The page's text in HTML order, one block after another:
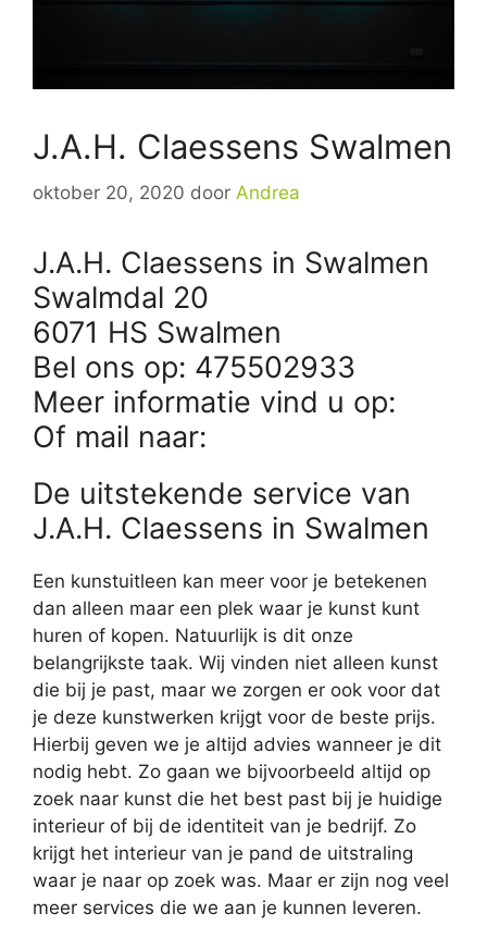
J.A.H. Claessens Swalmen
oktober 20, 2020 door Andrea
J.A.H. Claessens in Swalmen
Swalmdal 20
6071 HS Swalmen
Bel ons op: 475502933
Meer informatie vind u op:
Of mail naar:
De uitstekende service van
J.A.H. Claessens in Swalmen
Een kunstuitleen kan meer voor je betekenen
dan alleen maar een plek waar je kunst kunt
huren of kopen. Natuurlijk is dit onze
belangrijkste taak. Wij vinden niet alleen kunst
die bij je past, maar we zorgen er ook voor dat
je deze kunstwerken krijgt voor de beste prijs.
Hierbij geven we je altijd advies wanneer je dit
nodig hebt. Zo gaan we bijvoorbeeld altijd op
zoek naar kunst die het best past bij je huidige
interieur of bij de identiteit van je bedrijf. Zo
krijgt het interieur van je pand de uitstraling
waar je naar op zoek was. Maar er zijn nog veel
meer services die we aan je kunnen leveren.